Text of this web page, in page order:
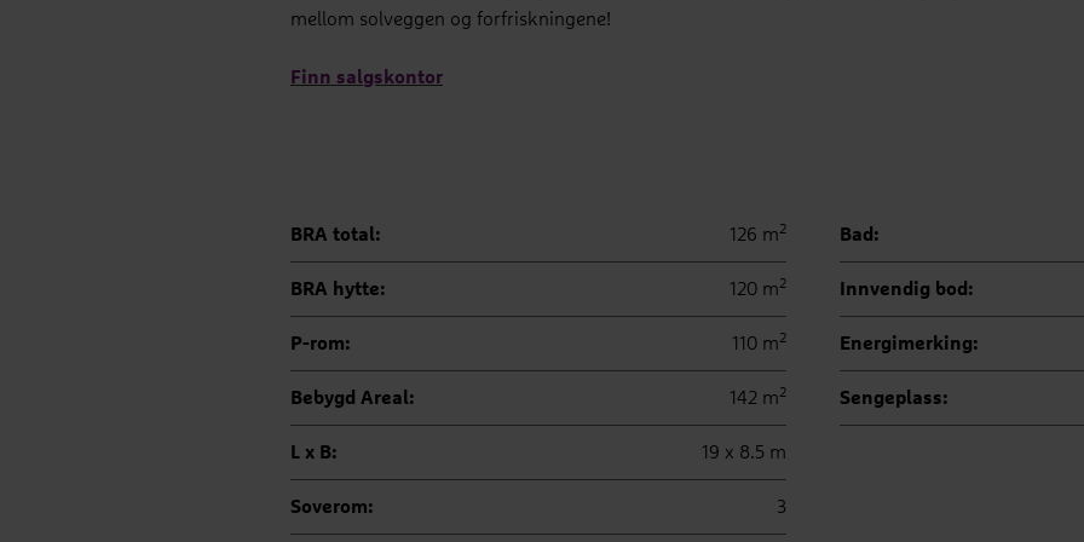
mellom solveggen og forfriskningene!
Finn salgskontor
BRA total: 126 m2
BRA hytte: 120 m2
P-rom: 110 m2
Bebygd Areal: 142 m2
L x B: 19 x 8.5 m
Soverom: 3
Bad:
Innvendig bod:
Energimerking:
Sengeplass: